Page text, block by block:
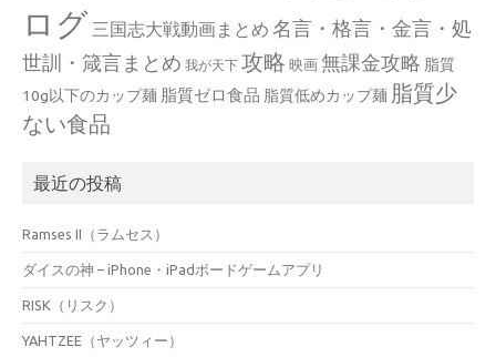
ログ 三国志大戦動画まとめ 名言・格言・金言・処
世訓・箴言まとめ 我が天下 攻略 映画 無課金攻略 脂質
10g以下のカップ麺 脂質ゼロ食品 脂質低めカップ麺 脂質少
ない食品
最近の投稿
Ramses II（ラムセス）
ダイスの神 – iPhone・iPadボードゲームアプリ
RISK（リスク）
YAHTZEE（ヤッツィー）